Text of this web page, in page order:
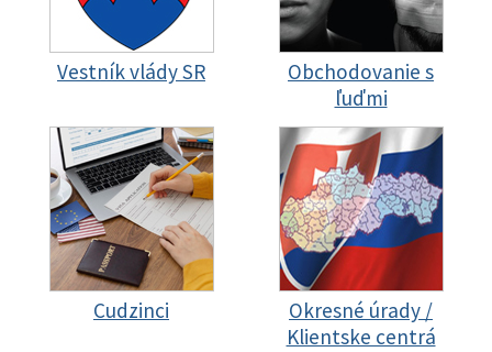
Vestník vlády SR
Obchodovanie s
ľuďmi
Cudzinci
Okresné úrady /
Klientske centrá